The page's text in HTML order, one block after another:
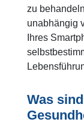
zu
unabhängig
Ihres
Was